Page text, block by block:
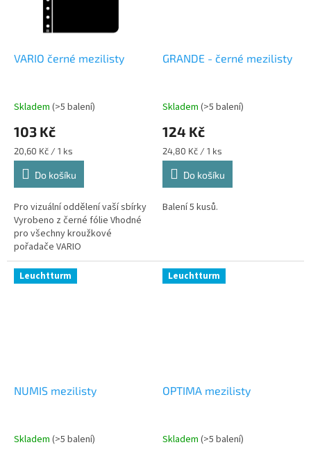
VARIO černé mezilisty
Skladem (>5 balení)
103 Kč
Měrná
cena:
20,60 Kč / 1 ks
Do košíku
Pro vizuální oddělení vaší sbírky
Vyrobeno z černé fólie Vhodné
pro všechny kroužkové
pořadače VARIO
GRANDE - černé mezilisty
Skladem (>5 balení)
124 Kč
Měrná
cena:
24,80 Kč / 1 ks
Do košíku
Balení 5 kusů.
Leuchtturm
NUMIS mezilisty
Skladem (>5 balení)
Leuchtturm
OPTIMA mezilisty
Skladem (>5 balení)